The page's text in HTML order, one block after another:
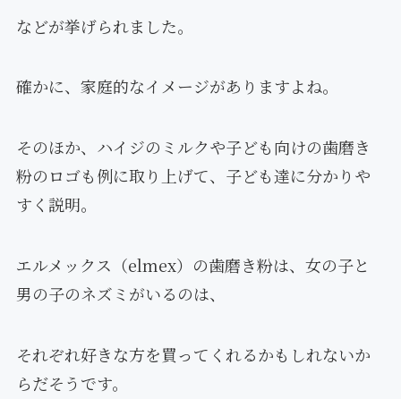
などが挙げられました。
確かに、家庭的なイメージがありますよね。
そのほか、ハイジのミルクや子ども向けの歯磨き
粉のロゴも例に取り上げて、子ども達に分かりや
すく説明。
エルメックス（elmex）の歯磨き粉は、女の子と
男の子のネズミがいるのは、
それぞれ好きな方を買ってくれるかもしれないか
らだそうです。